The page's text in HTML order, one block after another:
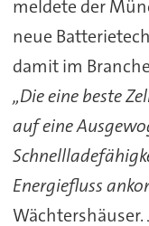
meldete der
neue
damit im
„Die eine beste
auf eine
Energiefluss
Wächtershäuser.